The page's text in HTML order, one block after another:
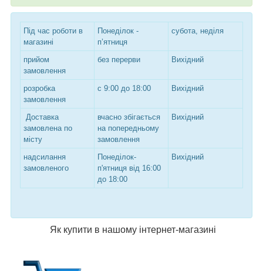
Під час роботи в
магазині
Понеділок -
п’ятниця
субота, неділя
прийом
замовлення
без перерви Вихідний
розробка
замовлення
с 9:00 до 18:00 Вихідний
Доставка
замовлена по
місту
вчасно збігається
на попередньому
замовлення
Вихідний
надсилання
замовленого
Понеділок-
п'ятниця від 16:00
до 18:00
Вихідний
Як купити в нашому інтернет-магазині